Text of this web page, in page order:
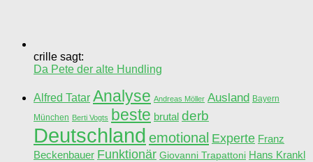
crille sagt:
Da Pete der alte Hundling
Alfred Tatar Analyse Andreas Möller Ausland Bayern
München Berti Vogts beste brutal derb
Deutschland emotional Experte Franz
Beckenbauer Funktionär Giovanni Trapattoni Hans Krankl